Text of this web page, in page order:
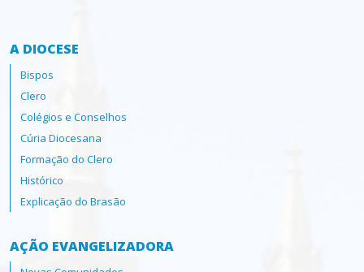
A DIOCESE
Bispos
Clero
Colégios e Conselhos
Cúria Diocesana
Formação do Clero
Histórico
Explicação do Brasão
AÇÃO EVANGELIZADORA